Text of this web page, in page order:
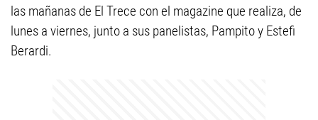
las mañanas de El Trece con el magazine que realiza, de
lunes a viernes, junto a sus panelistas, Pampito y Estefi
Berardi.